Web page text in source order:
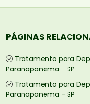
PÁGINAS
Tratamento para
Paranapanema - SP
Tratamento para
Paranapanema - SP